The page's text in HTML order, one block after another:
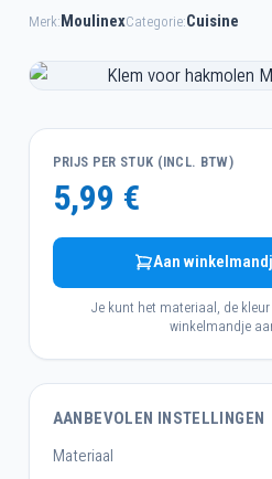
Merk:MoulinexCategorie:Cuisine
PRIJS PER STUK (INCL. BTW)
5,99 €
Aan
Je kunt het materiaal, de
winkelmandje
AANBEVOLEN INSTELLINGEN
Materiaal